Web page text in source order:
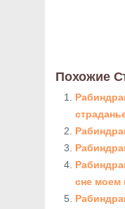
Похожие
сне моем